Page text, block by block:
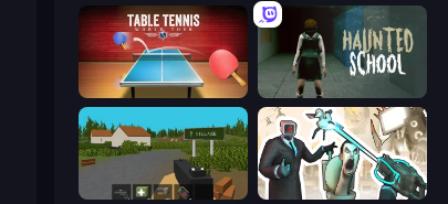
Table Tennis World Tour Haunted School
ZombieCraft.io Skibidi Toilets: Infection